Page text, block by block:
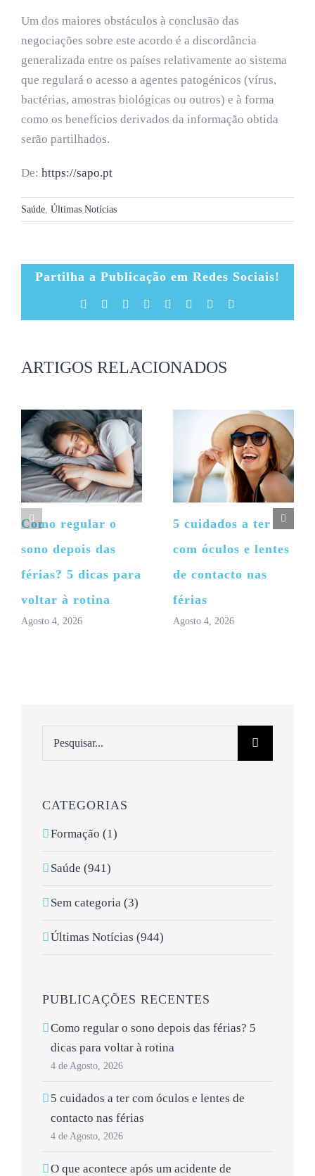
Um dos maiores obstáculos à conclusão das
negociações sobre este acordo é a discordância
generalizada entre os países relativamente ao sistema
que regulará o acesso a agentes patogénicos (vírus,
bactérias, amostras biológicas ou outros) e à forma
como os benefícios derivados da informação obtida
serão partilhados.
De: https://sapo.pt
Saúde, Últimas Notícias
Partilha a Publicação em Redes Sociais!
Facebook Reddit LinkedIn
TumblrPinterest
ARTIGOS RELACIONADOS
Como regular o
sono depois das
férias? 5 dicas para
voltar à rotina
Agosto 4, 2026
5 cuidados a ter
com óculos e lentes
de contacto nas
férias
Agosto 4, 2026
CATEGORIAS
Formação (1)
Saúde (941)
Sem categoria (3)
Últimas Notícias (944)
PUBLICAÇÕES RECENTES
Como regular o sono depois das férias? 5
dicas para voltar à rotina
4 de Agosto, 2026
5 cuidados a ter com óculos e lentes de
contacto nas férias
4 de Agosto, 2026
O que acontece após um acidente de